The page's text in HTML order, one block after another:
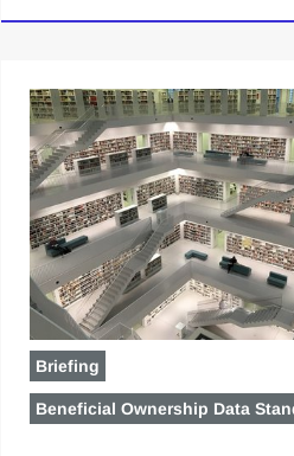
Briefing
Beneficial Ownership Data